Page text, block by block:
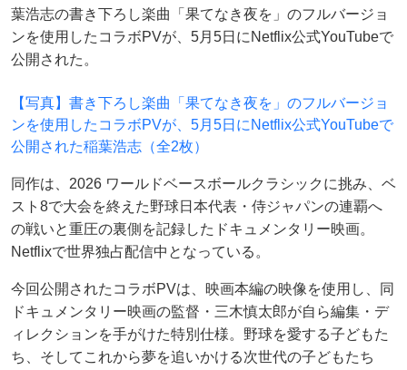
葉浩志の書き下ろし楽曲「果てなき夜を」のフルバージョ
ンを使用したコラボPVが、5月5日にNetflix公式YouTubeで
公開された。
【写真】書き下ろし楽曲「果てなき夜を」のフルバージョ
ンを使用したコラボPVが、5月5日にNetflix公式YouTubeで
公開された稲葉浩志（全2枚）
同作は、2026 ワールドベースボールクラシックに挑み、ベ
スト8で大会を終えた野球日本代表・侍ジャパンの連覇へ
の戦いと重圧の裏側を記録したドキュメンタリー映画。
Netflixで世界独占配信中となっている。
今回公開されたコラボPVは、映画本編の映像を使用し、同
ドキュメンタリー映画の監督・三木慎太郎が自ら編集・デ
ィレクションを手がけた特別仕様。野球を愛する子どもた
ち、そしてこれから夢を追いかける次世代の子どもたち